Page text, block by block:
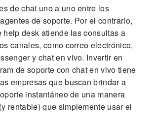
de chat uno a uno entre los
de soporte. Por el contrario,
help desk atiende las consultas a
canales, como correo electrónico,
y chat en vivo. Invertir en
de soporte con chat en vivo tiene
empresas que buscan brindar a
instantáneo de una manera
rentable) que simplemente usar el